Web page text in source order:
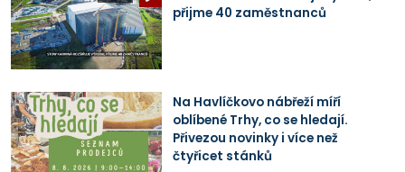
přijme 40 zaměstnanců
Na Havlíčkovo nábřeží míří
oblíbené Trhy, co se hledají.
Přivezou novinky i více než
čtyřicet stánků